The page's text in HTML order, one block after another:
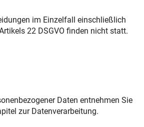
im Einzelfall einschließlich
22 DSGVO finden nicht statt.
Daten entnehmen Sie
zur Datenverarbeitung.